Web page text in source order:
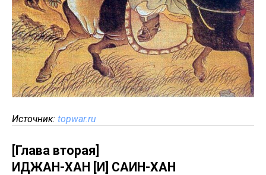
Источник: topwar.ru
[Глава вторая]
ИДЖАН-ХАН [И] САИН-ХАН